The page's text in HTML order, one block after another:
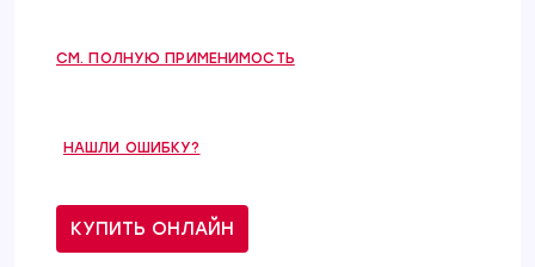
СМ. ПОЛНУЮ ПРИМЕНИМОСТЬ
НАШЛИ ОШИБКУ?
КУПИТЬ ОНЛАЙН